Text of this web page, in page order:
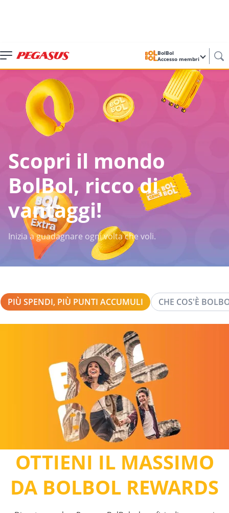
BolBol
Accesso membri
Scopri il mondo
BolBol, ricco di
vantaggi!
Inizia a guadagnare ogni volta che voli.
PIÙ SPENDI, PIÙ PUNTI ACCUMULI CHE COS'È
OTTIENI IL MASSIMO
DA BOLBOL REWARDS